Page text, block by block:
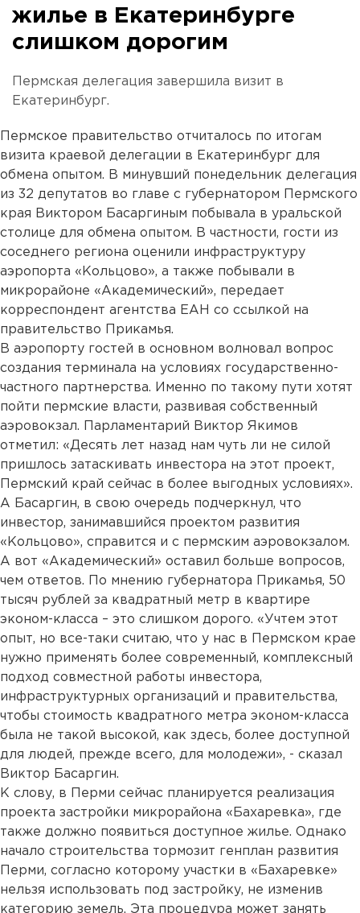
жилье в Екатеринбурге
слишком дорогим
Пермская делегация завершила визит в
Екатеринбург.
Пермское правительство отчиталось по итогам
визита краевой делегации в Екатеринбург для
обмена опытом. В минувший понедельник делегация
из 32 депутатов во главе с губернатором Пермского
края Виктором Басаргиным побывала в уральской
столице для обмена опытом. В частности, гости из
соседнего региона оценили инфраструктуру
аэропорта «Кольцово», а также побывали в
микрорайоне «Академический», передает
корреспондент агентства ЕАН со ссылкой на
правительство Прикамья.
В аэропорту гостей в основном волновал вопрос
создания терминала на условиях государственно-
частного партнерства. Именно по такому пути хотят
пойти пермские власти, развивая собственный
аэровокзал. Парламентарий Виктор Якимов
отметил: «Десять лет назад нам чуть ли не силой
пришлось затаскивать инвестора на этот проект,
Пермский край сейчас в более выгодных условиях».
А Басаргин, в свою очередь подчеркнул, что
инвестор, занимавшийся проектом развития
«Кольцово», справится и с пермским аэровокзалом.
А вот «Академический» оставил больше вопросов,
чем ответов. По мнению губернатора Прикамья, 50
тысяч рублей за квадратный метр в квартире
эконом-класса – это слишком дорого. «Учтем этот
опыт, но все-таки считаю, что у нас в Пермском крае
нужно применять более современный, комплексный
подход совместной работы инвестора,
инфраструктурных организаций и правительства,
чтобы стоимость квадратного метра эконом-класса
была не такой высокой, как здесь, более доступной
для людей, прежде всего, для молодежи», - сказал
Виктор Басаргин.
К слову, в Перми сейчас планируется реализация
проекта застройки микрорайона «Бахаревка», где
также должно появиться доступное жилье. Однако
начало строительства тормозит генплан развития
Перми, согласно которому участки в «Бахаревке»
нельзя использовать под застройку, не изменив
категорию земель. Эта процедура может занять